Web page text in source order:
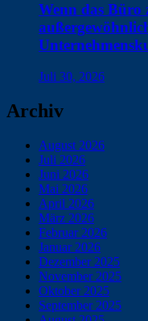
Wenn das
Juli 30, 2026
Archiv
August 2026
Juli 2026
Juni 2026
Mai 2026
April 2026
März 2026
Februar 2026
Januar 2026
Dezember 2025
November 2025
Oktober 2025
September 2025